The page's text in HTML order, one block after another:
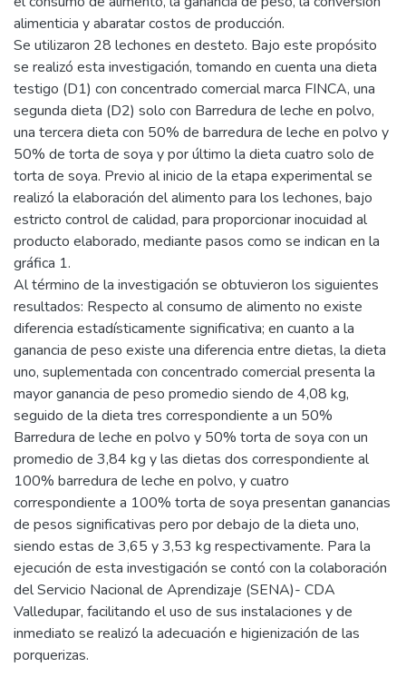
alimenticia y abaratar costos de producción.
Se utilizaron 28 lechones en desteto. Bajo este propósito
se realizó esta investigación, tomando en cuenta una dieta
testigo (D1) con concentrado comercial marca FINCA, una
segunda dieta (D2) solo con Barredura de leche en polvo,
una tercera dieta con 50% de barredura de leche en polvo y
50% de torta de soya y por último la dieta cuatro solo de
torta de soya. Previo al inicio de la etapa experimental se
realizó la elaboración del alimento para los lechones, bajo
estricto control de calidad, para proporcionar inocuidad al
producto elaborado, mediante pasos como se indican en la
gráfica 1.
Al término de la investigación se obtuvieron los siguientes
resultados: Respecto al consumo de alimento no existe
diferencia estadísticamente significativa; en cuanto a la
ganancia de peso existe una diferencia entre dietas, la dieta
uno, suplementada con concentrado comercial presenta la
mayor ganancia de peso promedio siendo de 4,08 kg,
seguido de la dieta tres correspondiente a un 50%
Barredura de leche en polvo y 50% torta de soya con un
promedio de 3,84 kg y las dietas dos correspondiente al
100% barredura de leche en polvo, y cuatro
correspondiente a 100% torta de soya presentan ganancias
de pesos significativas pero por debajo de la dieta uno,
siendo estas de 3,65 y 3,53 kg respectivamente. Para la
ejecución de esta investigación se contó con la colaboración
del Servicio Nacional de Aprendizaje (SENA)- CDA
Valledupar, facilitando el uso de sus instalaciones y de
inmediato se realizó la adecuación e higienización de las
porquerizas.